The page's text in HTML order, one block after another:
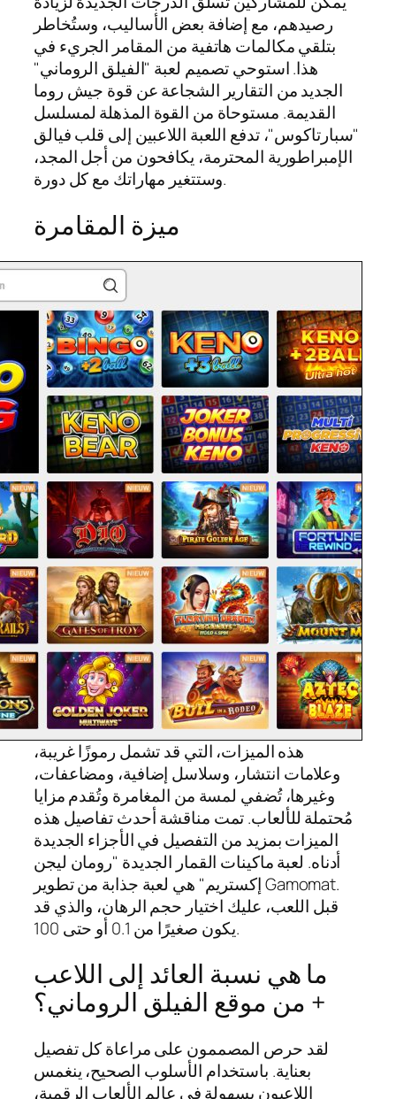
رصيدهم، مع إضافة بعض الأساليب، وستُخاطر
بتلقي مكالمات هاتفية من المقامر الجريء في
هذا. استوحي تصميم لعبة "الفيلق الروماني"
الجديد من التقارير الشجاعة عن قوة جيش روما
القديمة. مستوحاة من القوة المذهلة لمسلسل
"سبارتاكوس"، تدفع اللعبة اللاعبين إلى قلب فيالق
الإمبراطورية المحترمة، يكافحون من أجل المجد،
وستتغير مهاراتك مع كل دورة.
ميزة المقامرة
هذه الميزات، التي قد تشمل رموزًا غريبة،
وعلامات انتشار، وسلاسل إضافية، ومضاعفات،
وغيرها، تُضفي لمسة من المغامرة وتُقدم مزايا
مُحتملة للألعاب. تمت مناقشة أحدث تفاصيل هذه
الميزات بمزيد من التفصيل في الأجزاء الجديدة
أدناه. لعبة ماكينات القمار الجديدة "رومان ليجن
إكستريم" هي لعبة جذابة من تطوير Gamomat.
قبل اللعب، عليك اختيار حجم الرهان، والذي قد
يكون صغيرًا من 0.1 أو حتى 100.
ما هي نسبة العائد إلى اللاعب
من موقع الفيلق الروماني؟ +
لقد حرص المصممون على مراعاة كل تفصيل
بعناية. باستخدام الأسلوب الصحيح، ينغمس
اللاعبون بسهولة في عالم الألعاب الرقمية،